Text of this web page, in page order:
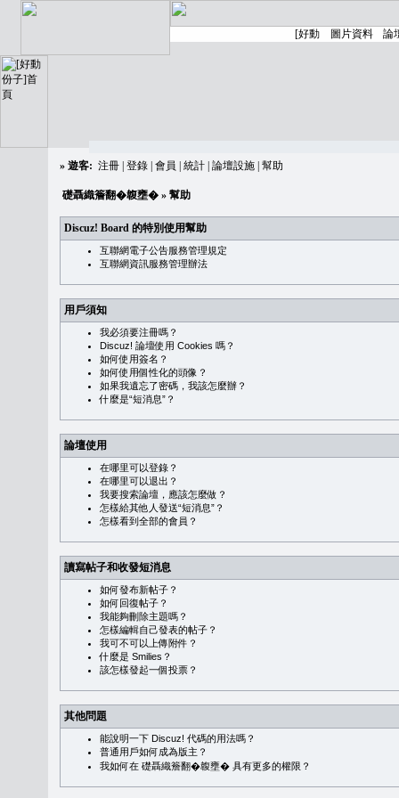
» 遊客: 注冊 登錄 會員 統計 論壇設施 幫助
礎聶織簷翻�䪖壅� » 幫助
Discuz! Board 的特別使用幫助
互聯網電子公告服務管理規定
互聯網資訊服務管理辦法
用戶須知
我必須要注冊嗎？
Discuz! 論壇使用 Cookies 嗎？
如何使用簽名？
如何使用個性化的頭像？
如果我遺忘了密碼，我該怎麼辦？
什麼是“短消息”？
論壇使用
在哪里可以登錄？
在哪里可以退出？
我要搜索論壇，應該怎麼做？
怎樣給其他人發送“短消息”？
怎樣看到全部的會員？
讀寫帖子和收發短消息
如何發布新帖子？
如何回復帖子？
我能夠刪除主題嗎？
怎樣編輯自己發表的帖子？
我可不可以上傳附件？
什麼是 Smilies？
該怎樣發起一個投票？
其他問題
能說明一下 Discuz! 代碼的用法嗎？
普通用戶如何成為版主？
我如何在 礎聶織簷翻�䪖壅� 具有更多的權限？